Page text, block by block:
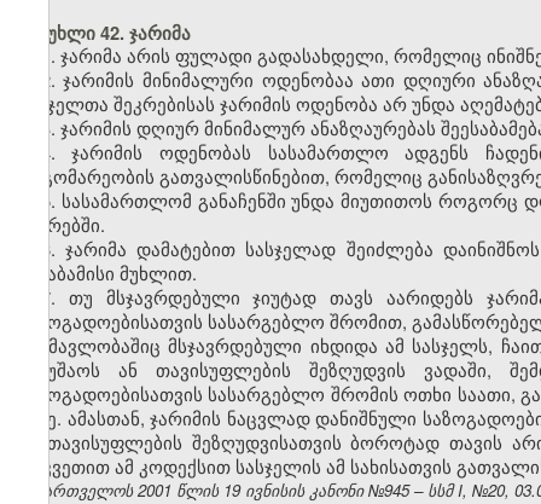
მუხლი 42. ჯარიმა
1. ჯარიმა არის ფულადი გადასახდელი, რომელიც
2. ჯარიმის მინიმალური ოდენობაა ათი დღიური
სასჯელთა შეკრებისას ჯარიმის ოდენობა არ უნდა
3. ჯარიმის დღიურ მინიმალურ ანაზღაურებას
4. ჯარიმის ოდენობას სასამართლო ადგენს
მდგომარეობის გათვალისწინებით, რომელიც
5. სასამართლომ განაჩენში უნდა მიუთითოს როგორც
ლარებში.
6. ჯარიმა დამატებით სასჯელად შეიძლება
შესაბამისი მუხლით.
7. თუ მსჯავრდებული ჯიუტად თავს აარიდებს
საზოგადოებისათვის სასარგებლო შრომით,
განმავლობაშიც მსჯავრდებული იხდიდა ამ სასჯელს,
სამუშაოს ან თავისუფლების შეზღუდვის ვადაში,
საზოგადოებისათვის სასარგებლო შრომის ოთხი საათი,
დღე. ამასთან, ჯარიმის ნაცვლად დანიშნული
ან თავისუფლების შეზღუდვისათვის ბოროტად თავის
აღკვეთით ამ კოდექსით სასჯელის ამ სახისათვის
საქართველოს 2001 წლის 19 ივნისის კანონი №945 – სსმ I, №20,